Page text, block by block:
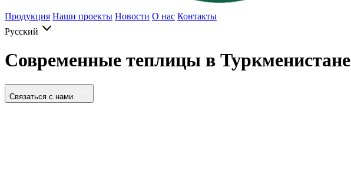
Продукция Наши проекты Новости О нас Контакты
Русский
Современные теплицы в Туркменистане
Связаться с нами